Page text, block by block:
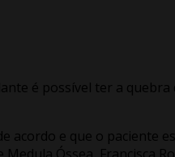
é possível ter a quebra
acordo e que o paciente